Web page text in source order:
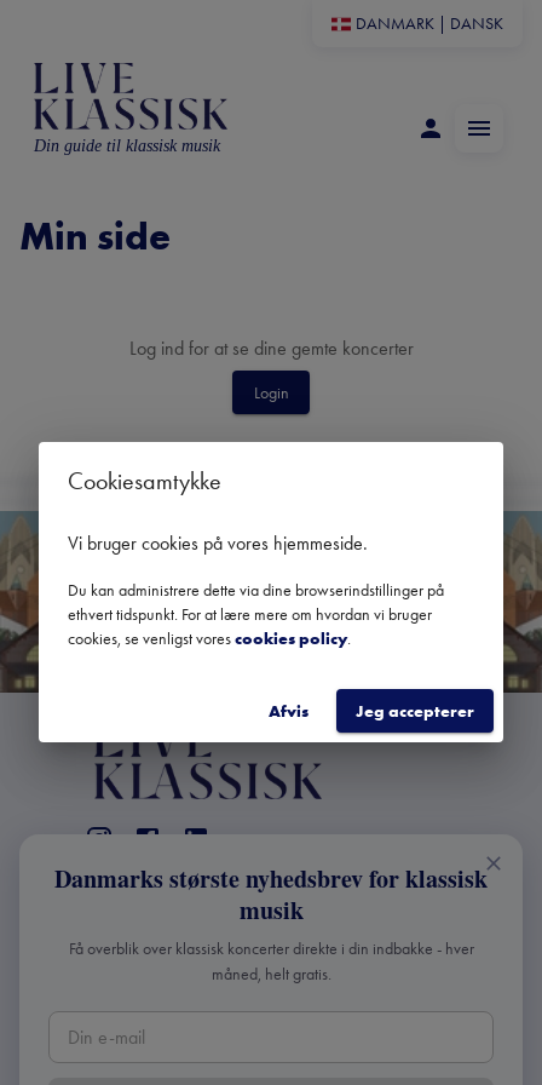
DANMARK DANSK
Din guide til klassisk musik
Min side
Log ind for at se dine gemte koncerter
Login
KONTAKT
info@liveklassisk.dk
Live Klassisk ApS
CVR 41507780
Danmarks største nyhedsbrev for klassisk
musik
Få overblik over klassisk koncerter direkte i din indbakke - hver
måned, helt gratis.
Cookiesamtykke
Vi bruger cookies på vores hjemmeside.
Du kan administrere dette via dine browserindstillinger på
ethvert tidspunkt. For at lære mere om hvordan vi bruger
cookies, se venligst vorescookies policy.
Afvis Jeg accepterer